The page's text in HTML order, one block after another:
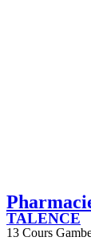
TALENCE
13 Cours